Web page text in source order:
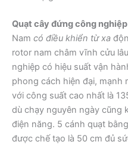
Quạt cây đứng công
Nam có điều khiển từ xa
rotor nam châm vĩnh cửu
nghiệp có hiệu suất vận
phong cách hiện đại, mạnh
với công suất cao nhất là
dù chạy nguyên ngày cũng
điện năng. 5 cánh quạt
được chế tạo là 50 cm đủ